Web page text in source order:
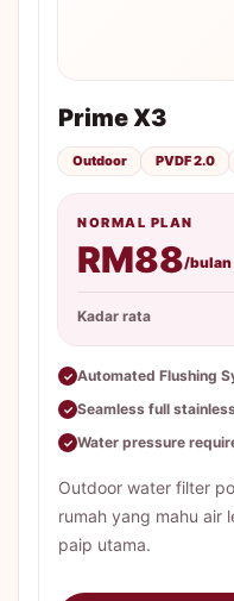
Prime X3
Outdoor PVDF 2.0
NORMAL PLAN
RM88/bulan
Kadar rata
✓ Automated Flushing
✓ Seamless full
✓ Water pressure
Outdoor water filter
rumah yang mahu air
paip utama.